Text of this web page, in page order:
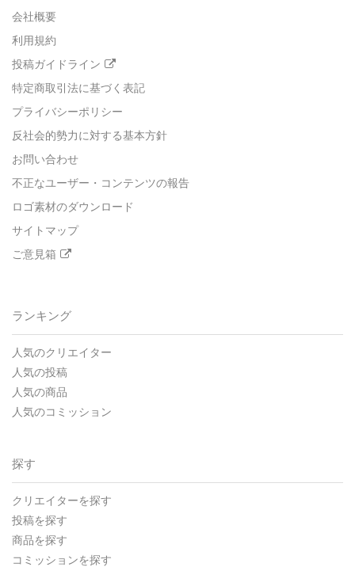
会社概要
利用規約
投稿ガイドライン
特定商取引法に基づく表記
プライバシーポリシー
反社会的勢力に対する基本方針
お問い合わせ
不正なユーザー・コンテンツの報告
ロゴ素材のダウンロード
サイトマップ
ご意見箱
ランキング
人気のクリエイター
人気の投稿
人気の商品
人気のコミッション
探す
クリエイターを探す
投稿を探す
商品を探す
コミッションを探す